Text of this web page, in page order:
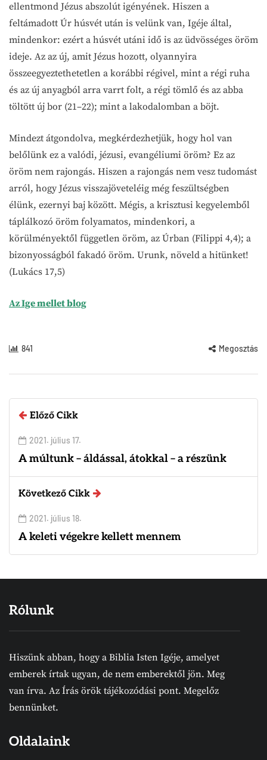
ellentmond Jézus abszolút igényének. Hiszen a
feltámadott Úr húsvét után is velünk van, Igéje által,
mindenkor: ezért a húsvét utáni idő is az üdvösséges öröm
ideje. Az az új, amit Jézus hozott, olyannyira
összeegyeztethetetlen a korábbi régivel, mint a régi ruha
és az új anyagból arra varrt folt, a régi tömlő és az abba
töltött új bor (21–22); mint a lakodalomban a böjt.
Mindezt átgondolva, megkérdezhetjük, hogy hol van
belőlünk ez a valódi, jézusi, evangéliumi öröm? Ez az
öröm nem rajongás. Hiszen a rajongás nem vesz tudomást
arról, hogy Jézus visszajöveteléig még feszültségben
élünk, ezernyi baj között. Mégis, a krisztusi kegyelemből
táplálkozó öröm folyamatos, mindenkori, a
körülményektől független öröm, az Úrban (Filippi 4,4); a
bizonyosságból fakadó öröm. Urunk, növeld a hitünket!
(Lukács 17,5)
Az Ige mellet blog
841 Megosztás
Előző Cikk
2021. július 17.
A múltunk – áldással, átokkal – a részünk
Következő Cikk
2021. július 18.
A keleti végekre kellett mennem
Rólunk
Hiszünk abban, hogy a Biblia Isten Igéje, amelyet
emberek írtak ugyan, de nem emberektől jön. Meg
van írva. Az Írás örök tájékozódási pont. Megelőz
bennünket.
Oldalaink